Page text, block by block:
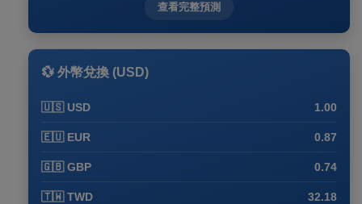
查看完整預測
💱 外幣兌換 (USD)
🇺🇸 USD 1.00
🇪🇺 EUR 0.87
🇬🇧 GBP 0.74
🇹🇼 TWD 32.18